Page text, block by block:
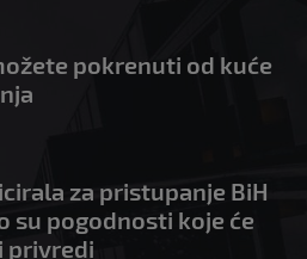
pokrenuti od kuće
za pristupanje BiH
su pogodnosti koje će
privredi